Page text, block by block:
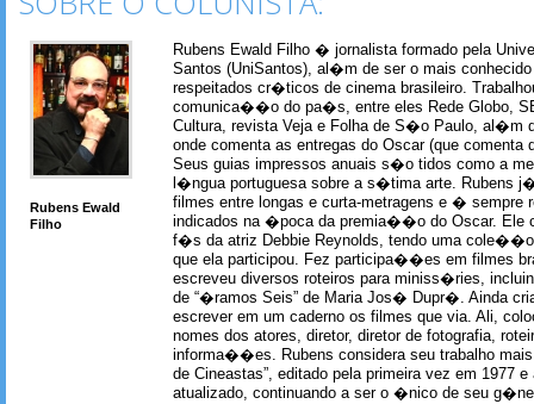
Rubens Ewald
Filho
Rubens Ewald Filho � jornalista formado pela
Santos (UniSantos), al�m de ser o mais
respeitados cr�ticos de cinema brasileiro.
comunica��o do pa�s, entre eles Rede Globo,
Cultura, revista Veja e Folha de S�o Paulo, al�m
onde comenta as entregas do Oscar (que comenta
Seus guias impressos anuais s�o tidos como a
l�ngua portuguesa sobre a s�tima arte. Rubens
filmes entre longas e curta-metragens e � sempre
indicados na �poca da premia��o do Oscar. Ele
f�s da atriz Debbie Reynolds, tendo uma
que ela participou. Fez participa��es em filmes
escreveu diversos roteiros para miniss�ries,
de “�ramos Seis” de Maria Jos� Dupr�. Ainda
escrever em um caderno os filmes que via. Ali,
nomes dos atores, diretor, diretor de fotografia,
informa��es. Rubens considera seu trabalho
de Cineastas”, editado pela primeira vez em 1977 e
atualizado, continuando a ser o �nico de seu